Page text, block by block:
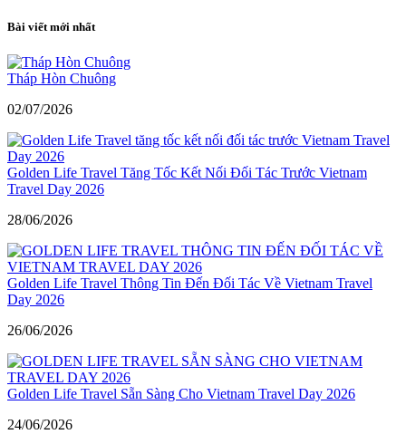
Bài viết mới nhất
Tháp Hòn Chuông
02/07/2026
Golden Life Travel Tăng Tốc Kết Nối Đối Tác Trước Vietnam
Travel Day 2026
28/06/2026
Golden Life Travel Thông Tin Đến Đối Tác Về Vietnam Travel
Day 2026
26/06/2026
Golden Life Travel Sẵn Sàng Cho Vietnam Travel Day 2026
24/06/2026